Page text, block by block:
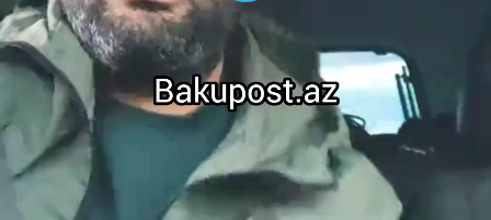
"Bu adamları kassaya
buraxmayın"
02.06.2026